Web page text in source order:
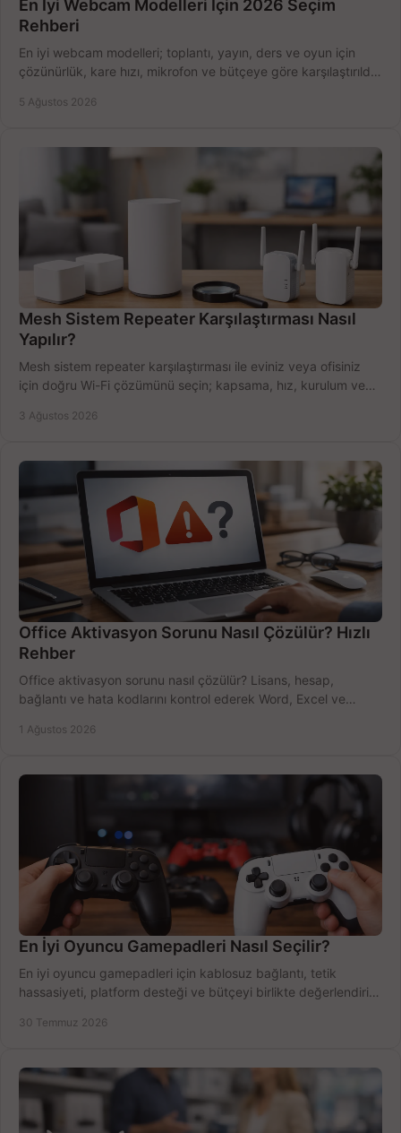
En İyi Webcam Modelleri İçin 2026 Seçim
Rehberi
En iyi webcam modelleri; toplantı, yayın, ders ve oyun için
çözünürlük, kare hızı, mikrofon ve bütçeye göre karşılaştırıldı.
5 Ağustos 2026
Mesh Sistem Repeater Karşılaştırması Nasıl
Yapılır?
Mesh sistem repeater karşılaştırması ile eviniz veya ofisiniz
için doğru Wi-Fi çözümünü seçin; kapsama, hız, kurulum ve
3 Ağustos 2026
Office Aktivasyon Sorunu Nasıl Çözülür? Hızlı
Rehber
Office aktivasyon sorunu nasıl çözülür? Lisans, hesap,
bağlantı ve hata kodlarını kontrol ederek Word, Excel ve
1 Ağustos 2026
En İyi Oyuncu Gamepadleri Nasıl Seçilir?
En iyi oyuncu gamepadleri için kablosuz bağlantı, tetik
hassasiyeti, platform desteği ve bütçeyi birlikte değerlendirin;
30 Temmuz 2026